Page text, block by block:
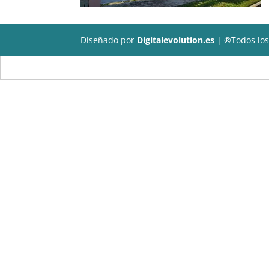
Diseñado por Digitalevolution.es | ®Todos